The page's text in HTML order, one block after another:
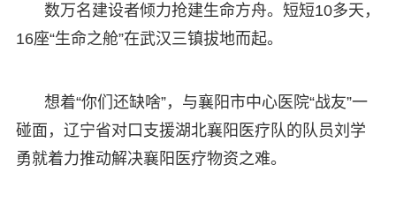
数万名建设者倾力抢建生命方舟。短短10多天，
16座“生命之舱”在武汉三镇拔地而起。
想着“你们还缺啥”，与襄阳市中心医院“战友”一
碰面，辽宁省对口支援湖北襄阳医疗队的队员刘学
勇就着力推动解决襄阳医疗物资之难。